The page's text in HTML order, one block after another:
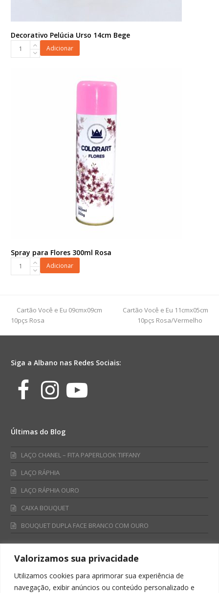
Valorizamos sua privacidade
Utilizamos cookies para aprimorar sua experiência de
navegação, exibir anúncios ou conteúdo personalizado e
Decorativo Pelúcia Urso 14cm Bege
Decorativo
Adicionar
Spray para Flores 300ml Rosa
Spray
quantidade
Adicionar
previous
post:
Cartão Você e Eu 09cmx09cm
10pçs Rosa
next
post:
Cartão Você e Eu 11cmx05cm
10pçs Rosa/Vermelho
Siga a Albano nas Redes Sociais:
Facebook
Instagram
Youtube
Últimas do Blog
LAÇO CHANEL – FITA PAPERLOOK TIFFANY
LAÇO RÁPHIA
LAÇO RÁPHIA OURO
CAIXA BOUQUET
BOUQUET DUPLA FACE BRANCO COM OURO
Fale Conosco